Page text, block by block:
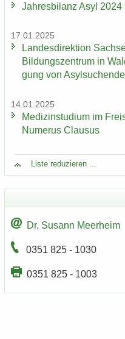
Jah­res­bi­lanz Asyl 2024
17.01.2025
Lan­des­di­rek­ti­on
Bildungszentrum in
gung von
14.01.2025
Me­di­zin­stu­di­um im
Nu­me­rus Clau­sus
Liste re­du­zie­ren ...
Dr. Su­sann Meer­heim
0351 825 - 1030
0351 825 - 1003